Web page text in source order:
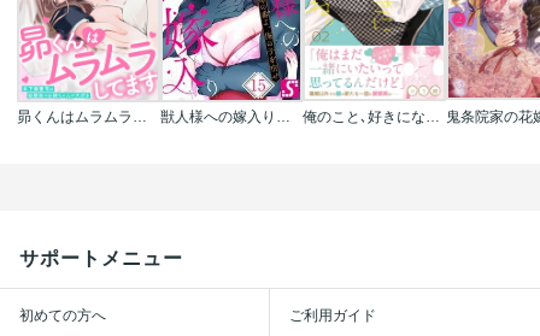
昴くんはムラムラしてます 年下御曹司は幼馴染のお姉ちゃんが大好き 獣人様への嫁入り～運命の番よ、俺の子を宿せ 俺のこと､好きにならないでね｡【コミックス版/電子限定おまけ付き】
サポートメニュー
初めての方へ ご利用ガイド